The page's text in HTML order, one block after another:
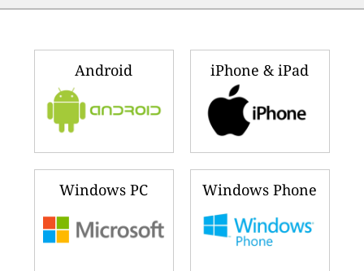
iPhone & iPad
Android
Windows Phone
Windows PC